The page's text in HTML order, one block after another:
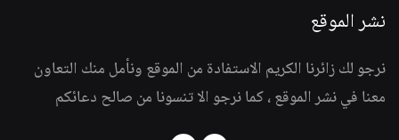
نشر الموقع
نرجو لك زائرنا الكريم الاستفادة من الموقع ونأمل منك التعاون
معنا في نشر الموقع ، كما نرجو الا تنسونا من صالح دعائكم